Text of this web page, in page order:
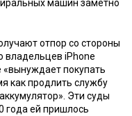
машин заметно
отпор со стороны
владельцев iPhone
«вынуждает покупать
как продлить службу
Эти суды
года ей пришлось